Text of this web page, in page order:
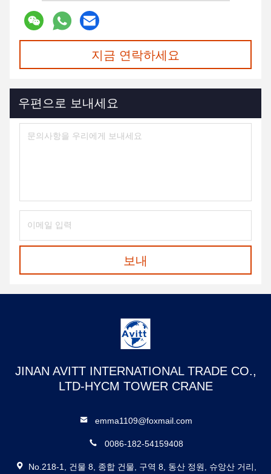
지금 연락하세요
우편으로 보내세요
보내
JINAN AVITT INTERNATIONAL TRADE CO.,
LTD-HYCM TOWER CRANE
emma1109@foxmail.com
0086-182-54159408
No.218-1, 건물 8, 종합 건물, 구역 8, 동산 정원, 슈앙산 거리,